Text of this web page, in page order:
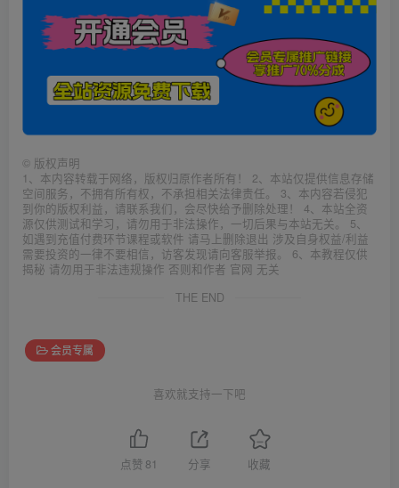
© 版权声明
1、本内容转载于网络，版权归原作者所有！ 2、本站仅提供信息存储
空间服务，不拥有所有权，不承担相关法律责任。 3、本内容若侵犯
到你的版权利益，请联系我们，会尽快给予删除处理！ 4、本站全资
源仅供测试和学习，请勿用于非法操作，一切后果与本站无关。 5、
如遇到充值付费环节课程或软件 请马上删除退出 涉及自身权益/利益
需要投资的一律不要相信，访客发现请向客服举报。 6、本教程仅供
揭秘 请勿用于非法违规操作 否则和作者 官网 无关
THE END
会员专属
喜欢就支持一下吧
点赞 81 分享 收藏